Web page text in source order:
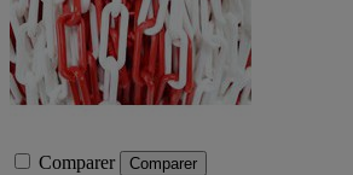
Comparer Comparer